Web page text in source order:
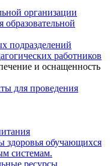
организации
образовательной
подразделений
работников
и оснащенность
для проведения
здоровья обучающихся
системам.
ресурсы